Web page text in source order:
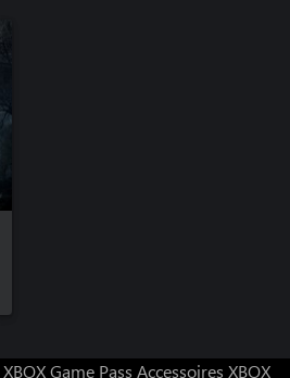
XBOX Game Pass Accessoires XBOX